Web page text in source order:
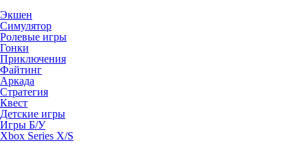
Экшен
Симулятор
Ролевые игры
Гонки
Приключения
Файтинг
Аркада
Стратегия
Квест
Детские игры
Игры Б/У
Xbox Series X/S